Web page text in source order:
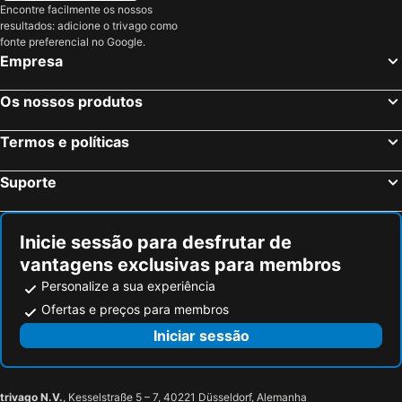
Principi di Piemonte UNA Esperienze
Roma, Lazio Hotéis
Veneza, Veneto Hotéis
Nápoles, Campanha Hotéis
Cagliari, Sardenha Hotéis
Encontre facilmente os nossos
resultados: adicione o trivago como
fonte preferencial no Google.
Empresa
Os nossos produtos
Termos e políticas
Suporte
Inicie sessão para desfrutar de
vantagens exclusivas para membros
Personalize a sua experiência
Ofertas e preços para membros
Iniciar sessão
trivago N.V., Kesselstraße 5 – 7, 40221 Düsseldorf, Alemanha